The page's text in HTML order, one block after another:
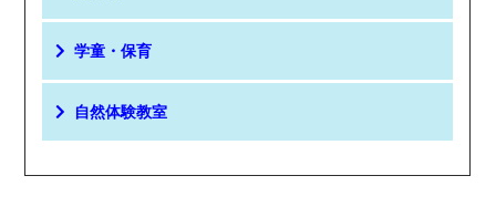
学童・保育
自然体験教室